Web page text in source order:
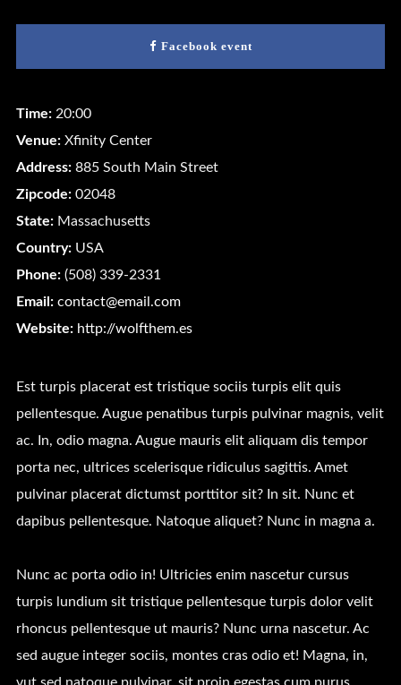
Facebook event
Time:20:00
Venue:Xfinity Center
Address:885 South Main Street
Zipcode:02048
State:Massachusetts
Country:USA
Phone:(508) 339-2331
Email: contact@email.com
Website: http://wolfthem.es
Est turpis placerat est tristique sociis turpis elit quis
pellentesque. Augue penatibus turpis pulvinar magnis, velit
ac. In, odio magna. Augue mauris elit aliquam dis tempor
porta nec, ultrices scelerisque ridiculus sagittis. Amet
pulvinar placerat dictumst porttitor sit? In sit. Nunc et
dapibus pellentesque. Natoque aliquet? Nunc in magna a.
Nunc ac porta odio in! Ultricies enim nascetur cursus
turpis lundium sit tristique pellentesque turpis dolor velit
rhoncus pellentesque ut mauris? Nunc urna nascetur. Ac
sed augue integer sociis, montes cras odio et! Magna, in,
vut sed natoque pulvinar, sit proin egestas cum purus